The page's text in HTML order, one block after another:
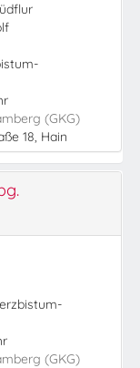
(GKG)
18, Hain
(GKG)